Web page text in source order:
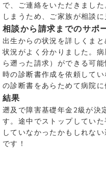
で、ご連絡をいただきまし
しまうため、ご家族が相談に
相談から請求までのサポ
出生からの状況を詳しくま
状況がよく分かりました。
ら遡った請求）ができる可
時の診断書作成を依頼して
の診断書をあらためて病院に
結果
遡及で障害基礎年金2級が決
す。途中でストップしてい
していなかったかもしれな
です！